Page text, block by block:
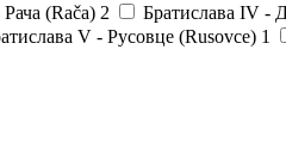
(Rača) 2 Братислава IV -
V - Русовце (Rusovce) 1